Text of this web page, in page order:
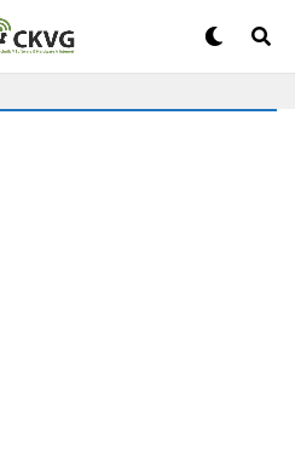
Von Makros Ab, Während